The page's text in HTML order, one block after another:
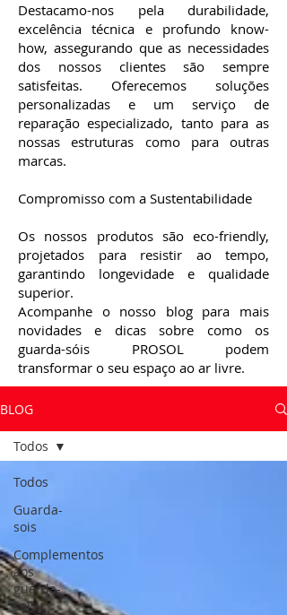
Destacamo-nos pela durabilidade,
excelência técnica e profundo know-
how, assegurando que as necessidades
dos nossos clientes são sempre
satisfeitas. Oferecemos soluções
personalizadas e um serviço de
reparação especializado, tanto para as
nossas estruturas como para outras
marcas.
Compromisso com a Sustentabilidade
Os nossos produtos são eco-friendly,
projetados para resistir ao tempo,
garantindo longevidade e qualidade
superior.
Acompanhe o nosso blog para mais
novidades e dicas sobre como os
guarda-sóis PROSOL podem
transformar o seu espaço ao ar livre.
BLOG
Todos
Guarda-
sois
Complementos
aos
guarda-
sois
Todos